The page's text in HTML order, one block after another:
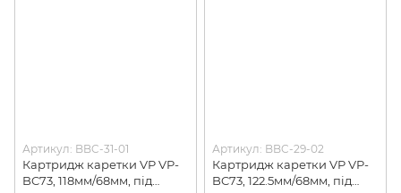
Артикул: BBC-31-01
Картридж каретки VP VP-
BC73, 118мм/68мм, під
Артикул: BBC-29-02
Картридж каретки VP VP-
BC73, 122.5мм/68мм, під